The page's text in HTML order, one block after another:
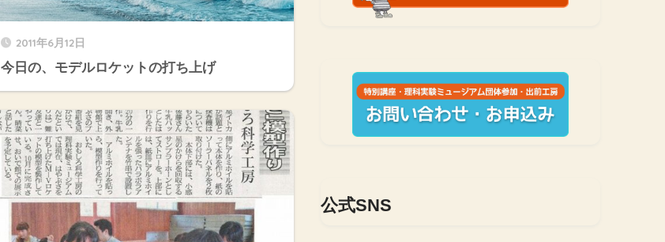
2011年6月12日
今日の、モデルロケットの打ち上げ
公式SNS